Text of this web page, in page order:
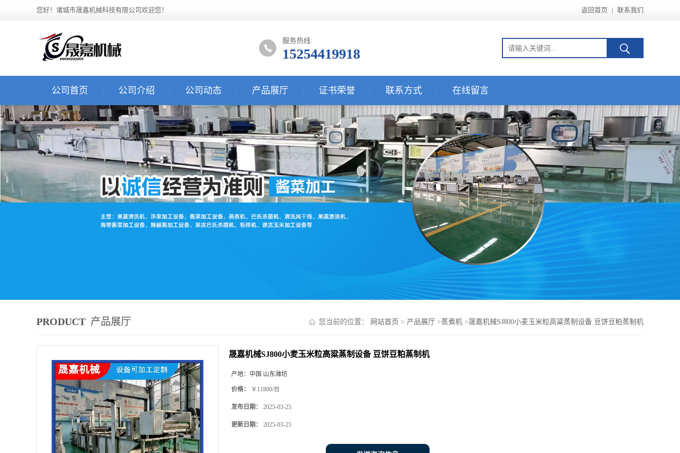
您好！诸城市晟嘉机械科技有限公司欢迎您！ 返回首页 | 联系我们
服务热线:
15254419918
公司首页 公司介绍 公司动态 产品展厅 证书荣誉 联系方式 在线留言
PRODUCT 产品展厅 您当前的位置： 网站首页 > 产品展厅 >蒸煮机 >晟嘉机械SJ800小麦玉米粒高粱蒸制设备 豆饼豆粕蒸制机
晟嘉机械SJ800小麦玉米粒高粱蒸制设备 豆饼豆粕蒸制机
产地： 中国 山东潍坊
价格： ￥11800/台
发布日期： 2025-03-25
更新日期： 2025-03-25